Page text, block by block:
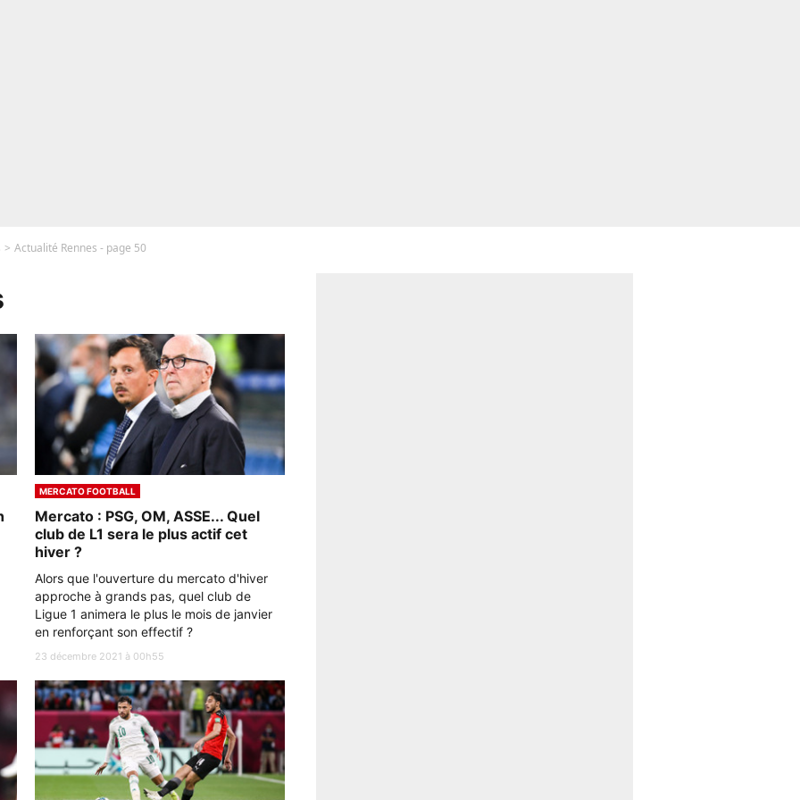
Actualité Rennes - page 50
MERCATO FOOTBALL
Mercato : PSG, OM, ASSE... Quel
club de L1 sera le plus actif cet
hiver ?
Alors que l'ouverture du mercato d'hiver
approche à grands pas, quel club de
Ligue 1 animera le plus le mois de janvier
en renforçant son effectif ?
23 décembre 2021 à 00h55